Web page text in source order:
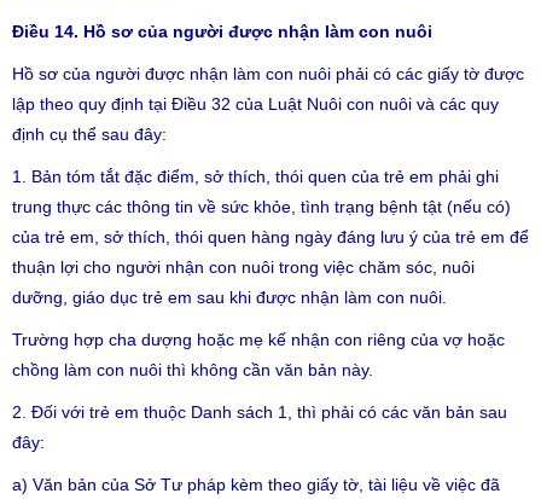
Điều 14. Hồ sơ của người được nhận làm con nuôi
Hồ sơ của người được nhận làm con nuôi phải có các giấy tờ được
lập theo quy định tại Điều 32 của Luật Nuôi con nuôi và các quy
định cụ thể sau đây:
1. Bản tóm tắt đặc điểm, sở thích, thói quen của trẻ em phải ghi
trung thực các thông tin về sức khỏe, tình trạng bệnh tật (nếu có)
của trẻ em, sở thích, thói quen hàng ngày đáng lưu ý của trẻ em để
thuận lợi cho người nhận con nuôi trong việc chăm sóc, nuôi
dưỡng, giáo dục trẻ em sau khi được nhận làm con nuôi.
Trường hợp cha dượng hoặc mẹ kế nhận con riêng của vợ hoặc
chồng làm con nuôi thì không cần văn bản này.
2. Đối với trẻ em thuộc Danh sách 1, thì phải có các văn bản sau
đây:
a) Văn bản của Sở Tư pháp kèm theo giấy tờ, tài liệu về việc đã